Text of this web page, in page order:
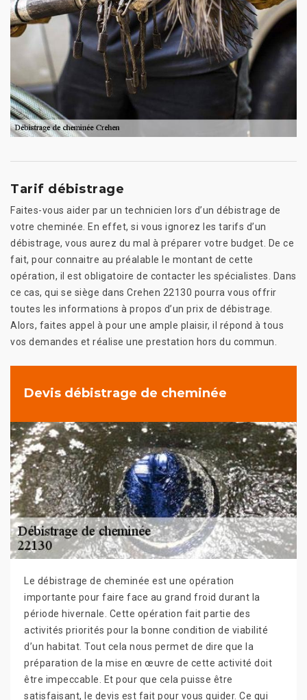
Tarif débistrage
Faites-vous aider par un technicien lors d’un débistrage de
votre cheminée. En effet, si vous ignorez les tarifs d’un
débistrage, vous aurez du mal à préparer votre budget. De ce
fait, pour connaitre au préalable le montant de cette
opération, il est obligatoire de contacter les spécialistes. Dans
ce cas, qui se siège dans Crehen 22130 pourra vous offrir
toutes les informations à propos d’un prix de débistrage.
Alors, faites appel à pour une ample plaisir, il répond à tous
vos demandes et réalise une prestation hors du commun.
Devis débistrage de cheminée
Le débistrage de cheminée est une opération
importante pour faire face au grand froid durant la
période hivernale. Cette opération fait partie des
activités priorités pour la bonne condition de viabilité
d’un habitat. Tout cela nous permet de dire que la
préparation de la mise en œuvre de cette activité doit
être impeccable. Et pour que cela puisse être
satisfaisant, le devis est fait pour vous guider. Ce qui